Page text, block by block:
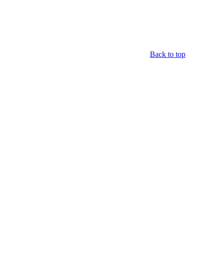
Back to top